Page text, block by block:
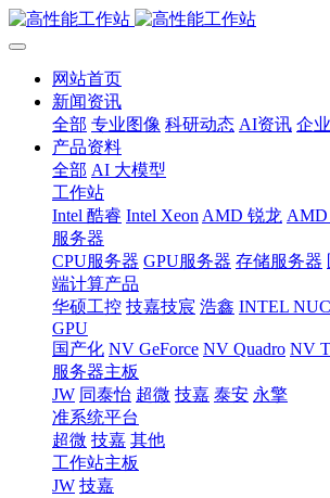
网站首页
新闻资讯
全部 专业图像 科研动态 AI资讯 企
产品资料
全部 AI 大模型
工作站
Intel 酷睿 Intel Xeon AMD 锐龙
服务器
CPU服务器 GPU服务器 存储服务器
端计算产品
华硕工控 技嘉技宸 浩鑫 INTEL NUC
GPU
国产化 NV GeForce NV Quadro NV
服务器主板
JW 同泰怡 超微 技嘉 泰安 永擎
准系统平台
超微 技嘉 其他
工作站主板
JW 技嘉